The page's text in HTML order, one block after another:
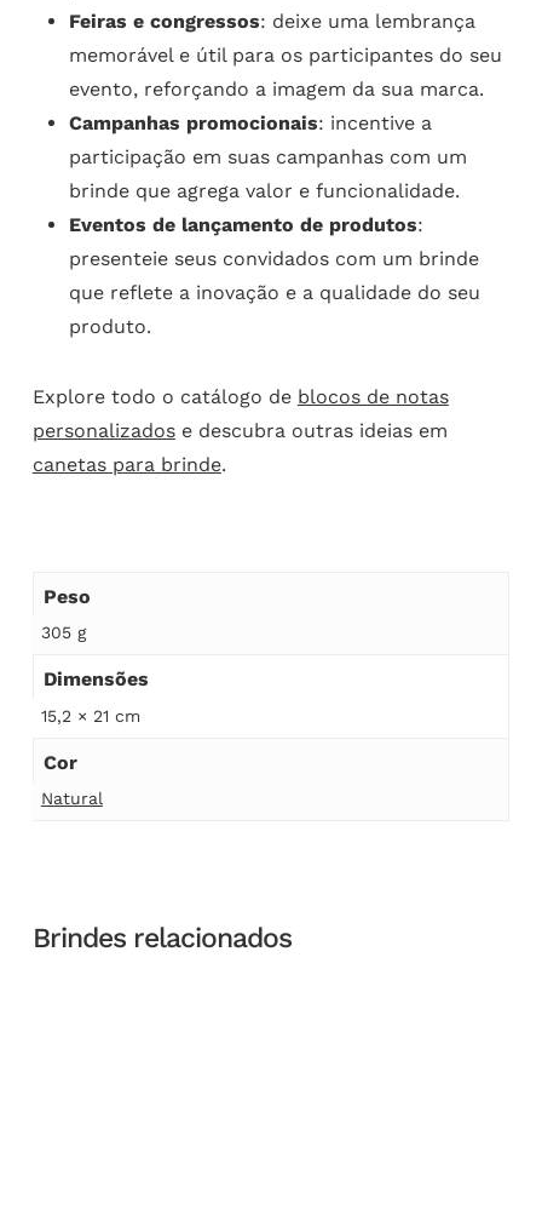
Feiras e congressos: deixe uma lembrança
memorável e útil para os participantes do seu
evento, reforçando a imagem da sua marca.
Campanhas promocionais: incentive a
participação em suas campanhas com um
brinde que agrega valor e funcionalidade.
Eventos de lançamento de produtos:
presenteie seus convidados com um brinde
que reflete a inovação e a qualidade do seu
produto.
Explore todo o catálogo de blocos de notas
personalizadose descubra outras ideias em
canetas para brinde.
Peso
305 g
Dimensões
15,2 × 21 cm
Cor
Natural
Brindes relacionados